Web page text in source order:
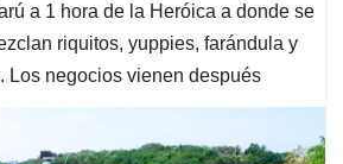
a 1 hora de la Heróica a donde se
riquitos, yuppies, farándula y
Los negocios vienen después